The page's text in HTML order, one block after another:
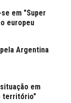
em "Super
europeu
Argentina
em
território"